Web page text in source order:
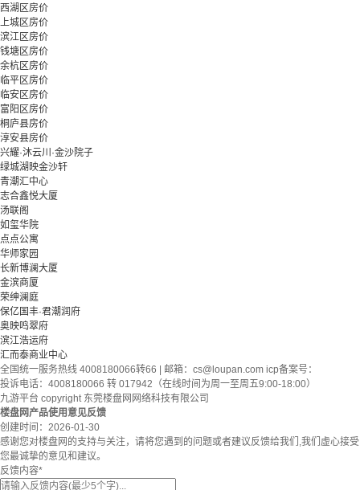
西湖区房价
上城区房价
滨江区房价
钱塘区房价
余杭区房价
临平区房价
临安区房价
富阳区房价
桐庐县房价
淳安县房价
兴耀·沐云川·金沙院子
绿城湖映金沙轩
青潮汇中心
志合鑫悦大厦
汤联阁
如玺华院
点点公寓
华师家园
长新博澜大厦
金滨商厦
荣绅澜庭
保亿国丰·君潮润府
奥映鸣翠府
滨江浩运府
汇而泰商业中心
全国统一服务热线 4008180066转66 | 邮箱： cs@loupan.com icp备案号：
投诉电话：4008180066 转 017942（在线时间为周一至周五9:00-18:00）
九游平台 copyright 东莞楼盘网网络科技有限公司
楼盘网产品使用意见反馈
创建时间： 2026-01-30
感谢您对楼盘网的支持与关注，请将您遇到的问题或者建议反馈给我们,我们虚心接受
您最诚挚的意见和建议。
反馈内容*